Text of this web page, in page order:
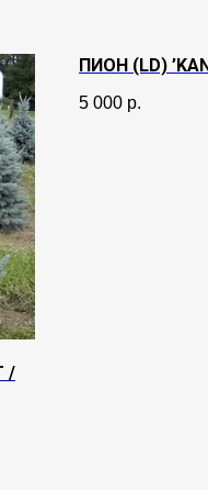
/
ПИОН (LD)
5 000 р.